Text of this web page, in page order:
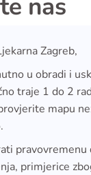
nas
Zagreb,
u obradi i
traje 1 do 2
mapu
primjerice